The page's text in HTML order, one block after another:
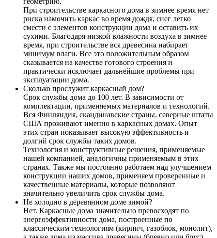
При строительстве каркасного дома в зимнее время нет
риска намочить каркас во время дождя, снег легко
смести с элементов конструкции дома и оставить их
сухими. Благодаря низкой влажности воздуха в зимнее
время, при строительстве вся древесина набирает
минимум влаги. Все это положительным образом
сказывается на качестве готового строения и
практически исключает дальнейшие проблемы при
эксплуатации дома.
Сколько прослужит каркасный дом?
Срок службы дома до 100 лет. В зависимости от
комплектации, применяемых материалов и технологий.
Вся Финляндия, скандинавские страны, северные штаты
США проживают именно в каркасных домах. Опыт
этих стран показывает высокую эффективность и
долгий срок службы таких домов.
Технология и конструктивные решения, применяемые
нашей компанией, аналогичны применяемым в этих
странах. Также мы постоянно работаем над улучшением
конструкции наших домов, применяем проверенные и
качественные материалы, которые позволяют
значительно увеличить срок службы дома.
Не холодно в деревянном доме зимой?
Нет. Каркасные дома значительно превосходят по
энергоэффективности дома, построенные по
классическим технологиям (кирпич, газоблок, монолит),